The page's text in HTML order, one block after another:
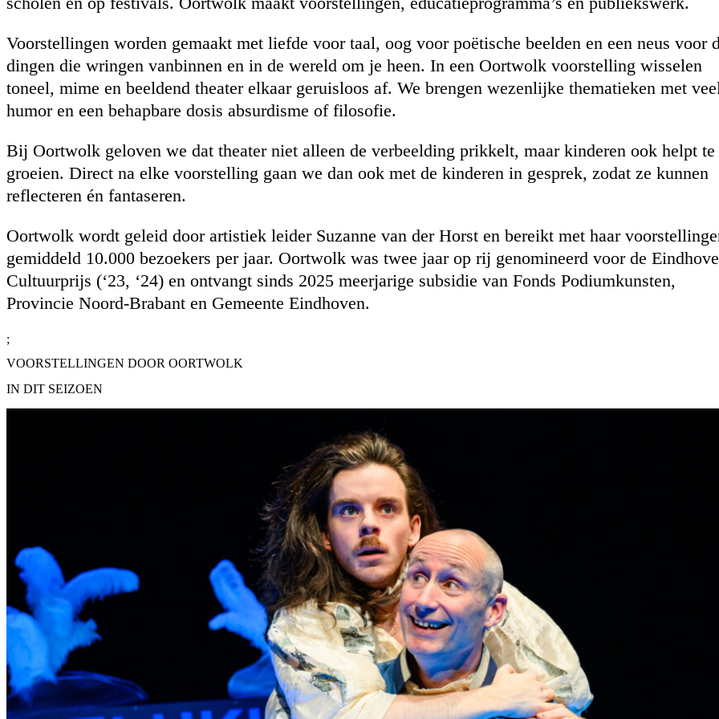
Voorstellingen worden gemaakt met liefde voor taal, oog voor poëtische beelden en een neus voor
dingen die wringen vanbinnen en in de wereld om je heen. In een Oortwolk voorstelling wisselen
toneel, mime en beeldend theater elkaar geruisloos af. We brengen wezenlijke thematieken met veel
humor en een behapbare dosis absurdisme of filosofie.
Bij Oortwolk geloven we dat theater niet alleen de verbeelding prikkelt, maar kinderen ook helpt te
groeien. Direct na elke voorstelling gaan we dan ook met de kinderen in gesprek, zodat ze kunnen
reflecteren én fantaseren.
Oortwolk wordt geleid door artistiek leider Suzanne van der Horst en bereikt met haar
gemiddeld 10.000 bezoekers per jaar. Oortwolk was twee jaar op rij genomineerd voor de
Cultuurprijs (‘23, ‘24) en ontvangt sinds 2025 meerjarige subsidie van Fonds Podiumkunsten,
Provincie Noord-Brabant en Gemeente Eindhoven.
;
VOORSTELLINGEN DOOR OORTWOLK
IN DIT SEIZOEN